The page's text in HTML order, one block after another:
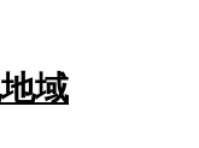
域